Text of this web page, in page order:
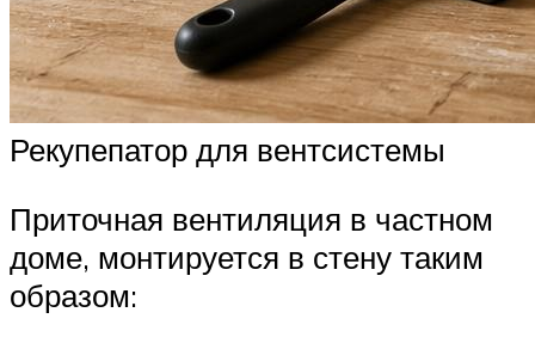
Рекупепатор для вентсистемы
Приточная вентиляция в частном
доме, монтируется в стену таким
образом: